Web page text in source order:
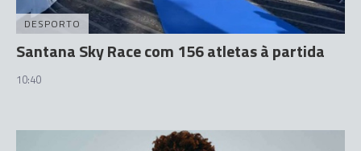
DESPORTO
Santana Sky Race com 156 atletas à partida
10:40